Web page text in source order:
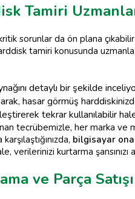
Tamiri
sorunlar da ön plana
tamiri konusunda
detaylı bir şekilde
hasar görmüş
tekrar kullanılabilir
tecrübemizle, her marka
bilgisayar
verilerinizi kurtarma şansınızı
ve Parça Satışı